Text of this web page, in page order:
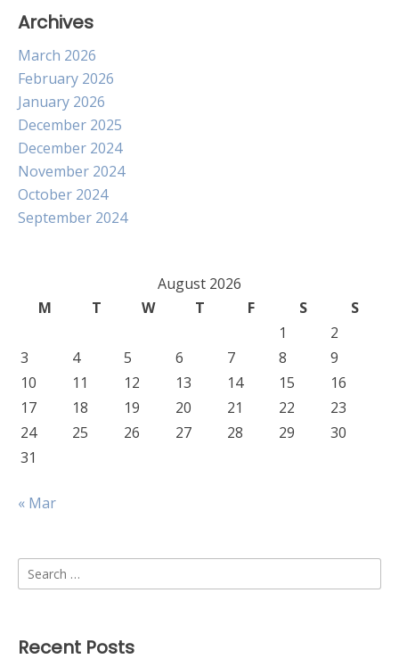
Archives
March 2026
February 2026
January 2026
December 2025
December 2024
November 2024
October 2024
September 2024
August 2026
M
T W T F S
S
1
2
3
4 5 6 7 8
9
10
11 12 13 14 15
16
17
18 19 20 21 22
23
24
25 26 27 28 29
30
31
« Mar
Search
for:
Recent Posts